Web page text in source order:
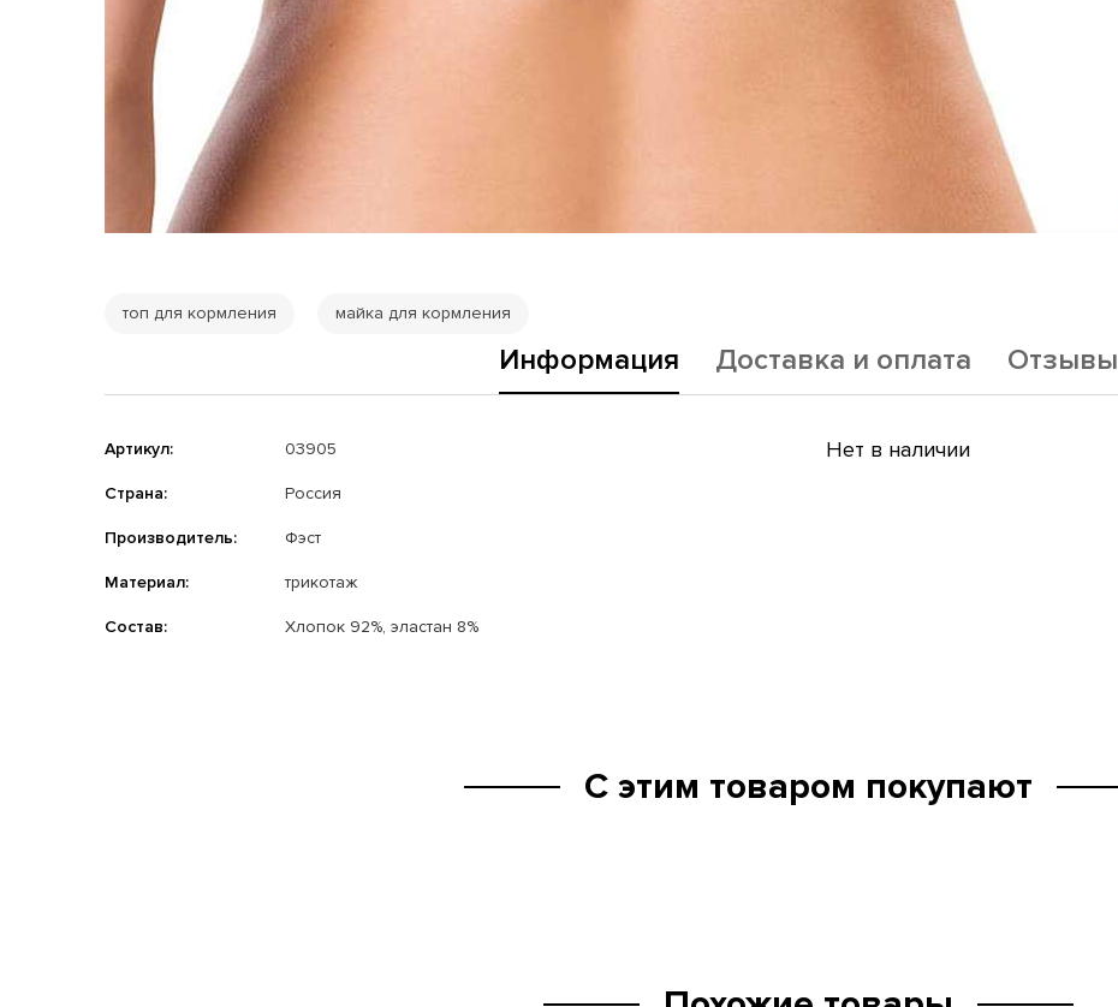
топ для кормления майка для кормления
Информация Доставка и оплата Отзывы
Артикул: 03905
Страна: Россия
Производитель: Фэст
Материал: трикотаж
Состав: Хлопок 92%, эластан 8%
Нет в наличии
С этим товаром покупают